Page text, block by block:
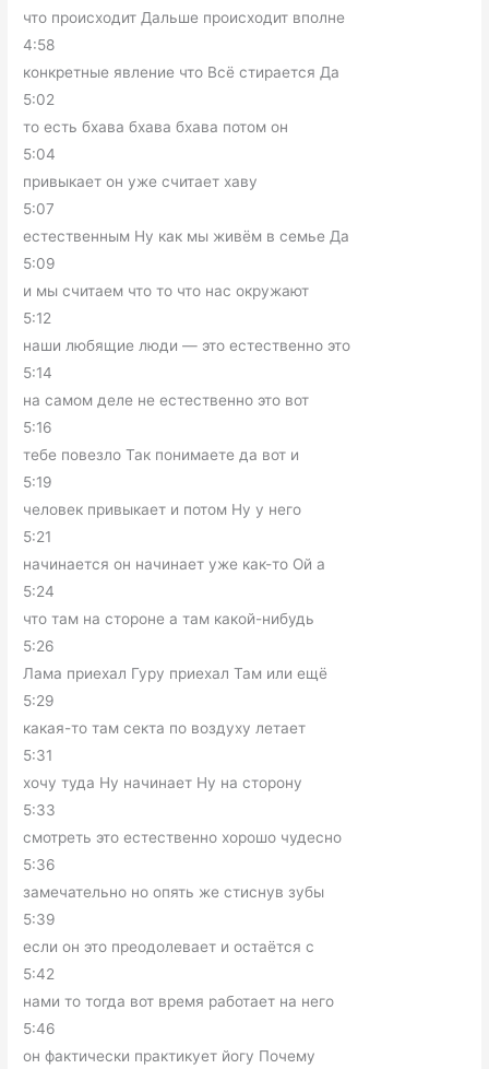
что происходит Дальше происходит вполне
4:58
конкретные явление что Всё стирается Да
5:02
то есть бхава бхава бхава потом он
5:04
привыкает он уже считает хаву
5:07
естественным Ну как мы живём в семье Да
5:09
и мы считаем что то что нас окружают
5:12
наши любящие люди — это естественно это
5:14
на самом деле не естественно это вот
5:16
тебе повезло Так понимаете да вот и
5:19
человек привыкает и потом Ну у него
5:21
начинается он начинает уже как-то Ой а
5:24
что там на стороне а там какой-нибудь
5:26
Лама приехал Гуру приехал Там или ещё
5:29
какая-то там секта по воздуху летает
5:31
хочу туда Ну начинает Ну на сторону
5:33
смотреть это естественно хорошо чудесно
5:36
замечательно но опять же стиснув зубы
5:39
если он это преодолевает и остаётся с
5:42
нами то тогда вот время работает на него
5:46
он фактически практикует йогу Почему